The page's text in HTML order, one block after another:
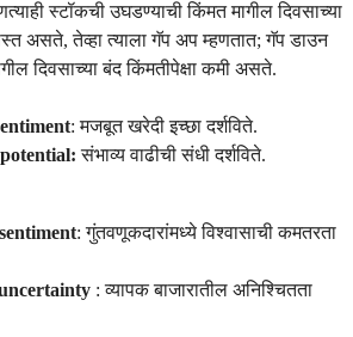
स्टॉकची उघडण्याची किंमत मागील दिवसाच्या
असते, तेव्हा त्याला गॅप अप म्हणतात; गॅप डाउन
दिवसाच्या बंद किंमतीपेक्षा कमी असते.
: मजबूत खरेदी इच्छा दर्शविते.
संभाव्य वाढीची संधी दर्शविते.
: गुंतवणूकदारांमध्ये विश्वासाची कमतरता
: व्यापक बाजारातील अनिश्चितता